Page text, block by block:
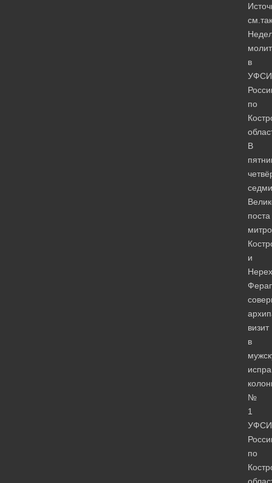
в
по
В
поста
и
визит
в
№
1
по